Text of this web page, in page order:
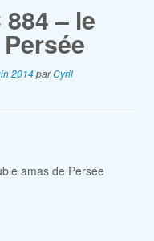
– le
2014parCyril
amas de Persée